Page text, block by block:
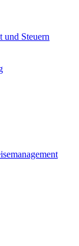
Steuern